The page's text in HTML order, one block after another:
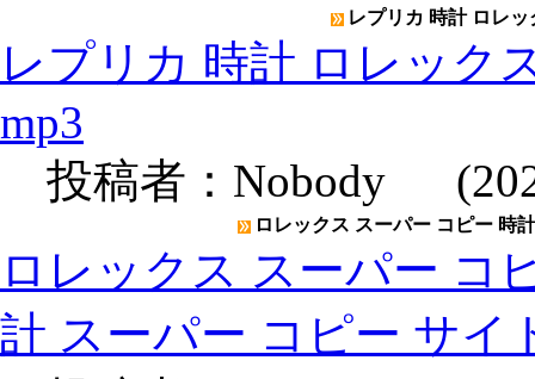
レプリカ 時計 ロレ
レプリカ 時計 ロレック
mp3
投稿者： Nobody
ロレックス スーパー コピー 時
ロレックス スーパー コ
計 スーパー コピー サイ